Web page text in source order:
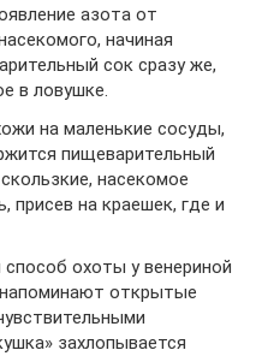
азота от
начиная
сок сразу же,
в ловушке.
на маленькие сосуды,
пищеварительный
насекомое
присев на краешек, где и
охоты у венериной
открытые
захлопывается